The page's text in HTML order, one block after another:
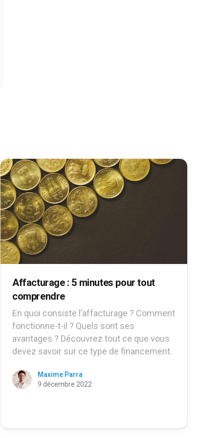
Affacturage : 5 minutes pour tout
comprendre
En quoi consiste l’affacturage ? Comment
fonctionne-t-il ? Quels sont ses
avantages ? Découvrez tout ce que vous
devez savoir sur ce type de financement.
Maxime Parra
9 décembre 2022